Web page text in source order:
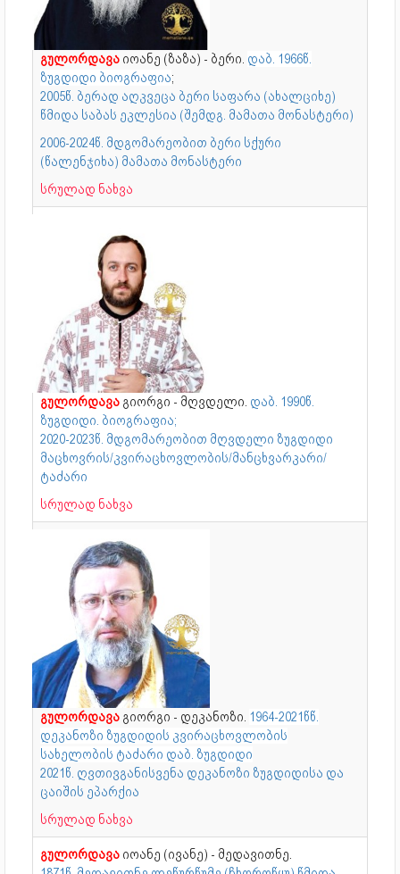
გულორდავა იოანე (ზაზა) - ბერი. დაბ. 1966წ.
ზუგდიდი ბიოგრაფია;
2005წ. ბერად აღკვეცა ბერი საფარა (ახალციხე)
წმიდა საბას ეკლესია (შემდგ. მამათა მონასტერი)
2006-2024წ. მდგომარეობით ბერი სქური
(წალენჯიხა) მამათა მონასტერი
სრულად ნახვა
გულორდავა გიორგი - მღვდელი. დაბ. 1990წ.
ზუგდიდი. ბიოგრაფია;
2020-2023წ. მდგომარეობით მღვდელი ზუგდიდი
მაცხოვრის/კვირაცხოვლობის/მანცხვარკარი/
ტაძარი
სრულად ნახვა
გულორდავა გიორგი - დეკანოზი. 1964-2021წწ.
დეკანოზი ზუგდიდის კვირაცხოვლობის
სახელობის ტაძარი დაბ. ზუგდიდი
2021წ. ღვთივგანისვენა დეკანოზი ზუგდიდისა და
ცაიშის ეპარქია
სრულად ნახვა
გულორდავა იოანე (ივანე) - მედავითნე.